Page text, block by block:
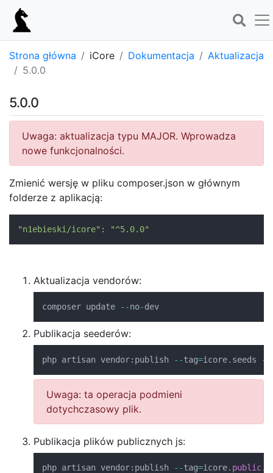
Strona główna iCore Dokumentacja
Aktualizacja
5.0.0
5.0.0
Uwaga: aktualizacja typu MAJOR. Wprowadza
nowe funkcjonalności.
Zmienić wersję w pliku composer.json w głównym
folderze z aplikacją:
"n1ebieski/icore" : "^5.0.0"
Aktualizacja vendorów:
composer update --no-dev
Publikacja seederów:
php artisan vendor: publish --tag=icore. seeds --
Uwaga: ta operacja podmieni
dotychczasowy plik.
Publikacja plików publicznych js:
php artisan vendor: publish --tag=icore. public.